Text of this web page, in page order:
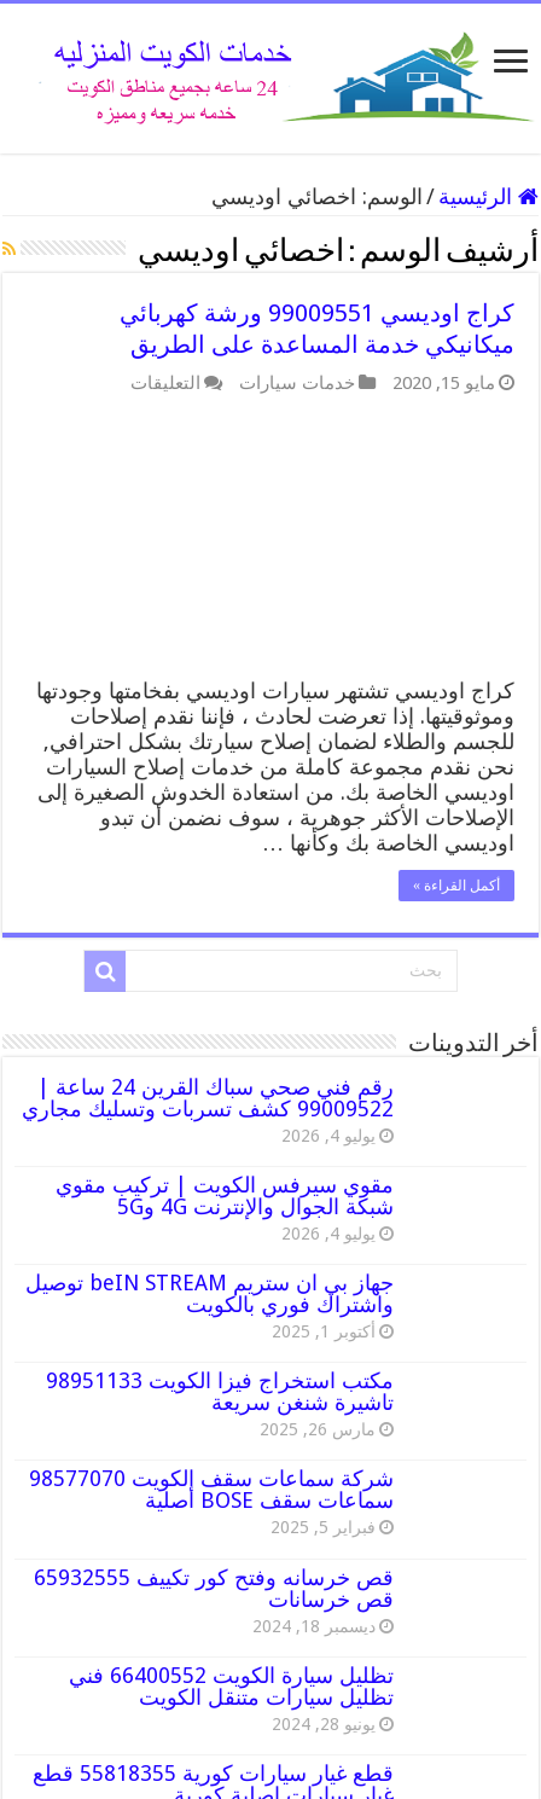
الرئيسية / الوسم: اخصائي اوديسي
أرشيف الوسم : اخصائي اوديسي
كراج اوديسي 99009551 ورشة كهربائي
ميكانيكي خدمة المساعدة على الطريق
مايو 15, 2020 خدمات سيارات التعليقات
كراج اوديسي تشتهر سيارات اوديسي بفخامتها وجودتها
وموثوقيتها. إذا تعرضت لحادث ، فإننا نقدم إصلاحات
للجسم والطلاء لضمان إصلاح سيارتك بشكل احترافي,
نحن نقدم مجموعة كاملة من خدمات إصلاح السيارات
اوديسي الخاصة بك. من استعادة الخدوش الصغيرة إلى
الإصلاحات الأكثر جوهرية ، سوف نضمن أن تبدو
اوديسي الخاصة بك وكأنها …
أكمل القراءة »
أخر التدوينات
رقم فني صحي سباك القرين 24 ساعة |
99009522 كشف تسربات وتسليك مجاري
يوليو 4, 2026
مقوي سيرفس الكويت | تركيب مقوي
شبكة الجوال والإنترنت 4G و5G
يوليو 4, 2026
جهاز بي ان ستريم beIN STREAM توصيل
واشتراك فوري بالكويت
أكتوبر 1, 2025
مكتب استخراج فيزا الكويت 98951133
تاشيرة شنغن سريعة
مارس 26, 2025
شركة سماعات سقف الكويت 98577070
سماعات سقف BOSE أصلية
فبراير 5, 2025
قص خرسانه وفتح كور تكييف 65932555
قص خرسانات
ديسمبر 18, 2024
تظليل سيارة الكويت 66400552 فني
تظليل سيارات متنقل الكويت
يونيو 28, 2024
قطع غيار سيارات كورية 55818355 قطع